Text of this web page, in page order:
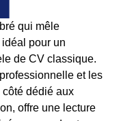
qui mêle
pour un
de CV classique.
et les
dédié aux
offre une lecture